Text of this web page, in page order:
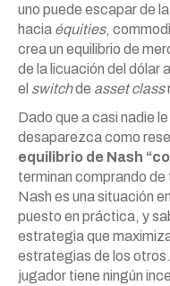
uno puede escapar de
hacia équities,
crea un equilibrio de
de la licuación del dólar
el switchde asset class
Dado que a casi nadie
desaparezca como
equilibrio de Nash
terminan comprando de
Nash es una situación
puesto en práctica, y
estrategia que
estrategias de los
jugador tiene ningún